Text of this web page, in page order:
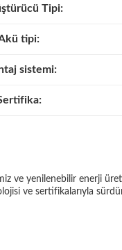
Tipi:
tipi:
sistemi:
ve yenilenebilir enerji
ve sertifikalarıyla